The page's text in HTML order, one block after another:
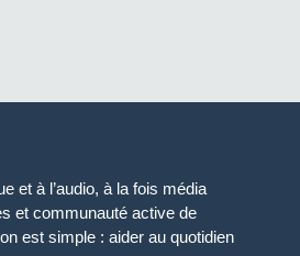
et à l’audio, à la fois média
et communauté active de
est simple : aider au quotidien